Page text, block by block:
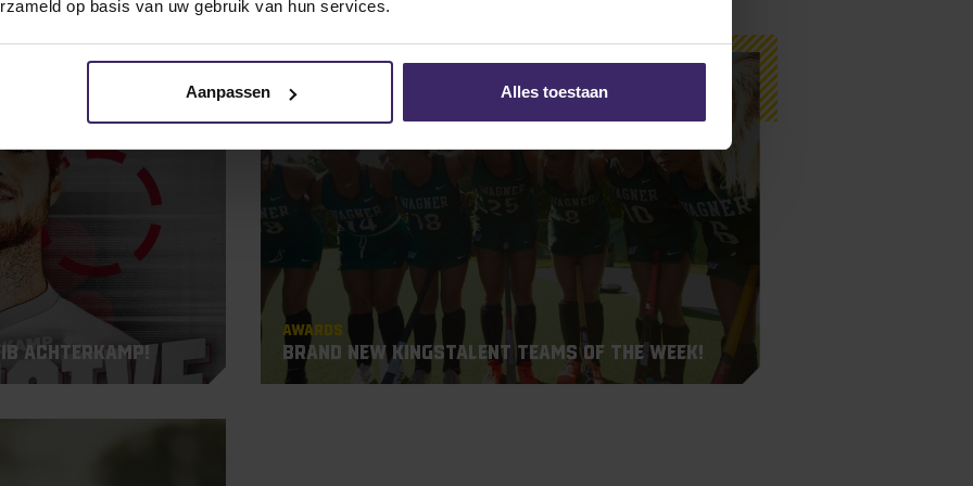
op basis van uw gebruik van hun services.
Aanpassen Alles toestaan
Achterkamp!
20
Oct
Awards
Brand new KingsTalent Teams of the Week!